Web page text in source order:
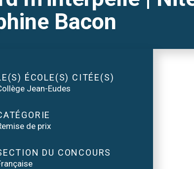
Bacon
ÉCOLE(S) CITÉE(S)
Jean-Eudes
de prix
DU CONCOURS